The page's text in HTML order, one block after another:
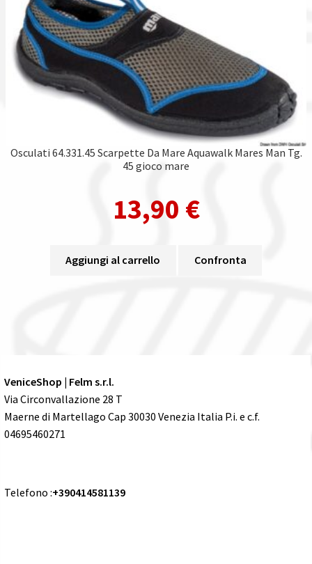
Osculati 64.331.45 Scarpette Da Mare Aquawalk Mares Man Tg.
45 gioco mare
13,90 €
Aggiungi al carrello Confronta
VeniceShop | Felm s.r.l.
Via Circonvallazione 28 T
Maerne di Martellago Cap 30030 Venezia Italia P.i. e c.f.
04695460271
Telefono :+390414581139